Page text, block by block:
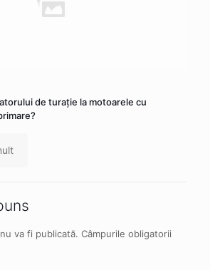
de turație la motoarele cu
va fi publicată. Câmpurile obligatorii